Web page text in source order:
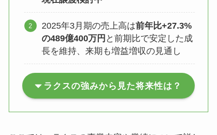
2025年3月期の売上高は前年比+27.3%
の489億400万円 と前期比で安定した成
長を維持、来期も増益増収の見通し
ラクスの強みから見た将来性は？